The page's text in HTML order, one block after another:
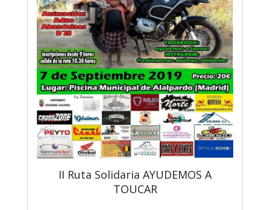
II Ruta Solidaria AYUDEMOS A
TOUCAR